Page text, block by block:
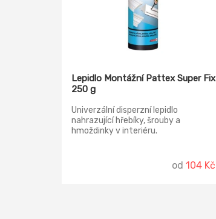
Lepidlo Montážní Pattex Super Fix
250 g
Univerzální disperzní lepidlo
nahrazující hřebíky, šrouby a
hmoždinky v interiéru.
od 104 Kč